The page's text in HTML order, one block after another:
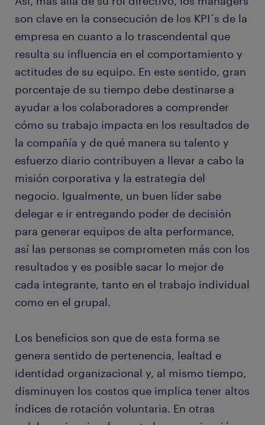
son clave en la consecución de los KPI´s de la
empresa en cuanto a lo trascendental que
resulta su influencia en el comportamiento y
actitudes de su equipo. En este sentido, gran
porcentaje de su tiempo debe destinarse a
ayudar a los colaboradores a comprender
cómo su trabajo impacta en los resultados de
la compañía y de qué manera su talento y
esfuerzo diario contribuyen a llevar a cabo la
misión corporativa y la estrategia del
negocio. Igualmente, un buen líder sabe
delegar e ir entregando poder de decisión
para generar equipos de alta performance,
así las personas se comprometen más con los
resultados y es posible sacar lo mejor de
cada integrante, tanto en el trabajo individual
como en el grupal.
Los beneficios son que de esta forma se
genera sentido de pertenencia, lealtad e
identidad organizacional y, al mismo tiempo,
disminuyen los costos que implica tener altos
índices de rotación voluntaria. En otras